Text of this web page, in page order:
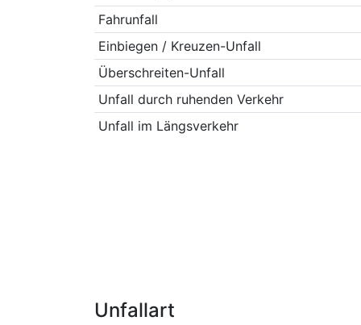
Fahrunfall
Einbiegen / Kreuzen-Unfall
Überschreiten-Unfall
Unfall durch ruhenden Verkehr
Unfall im Längsverkehr
Unfallart